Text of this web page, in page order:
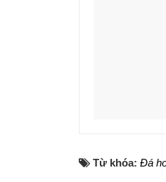
Từ khóa: Đá